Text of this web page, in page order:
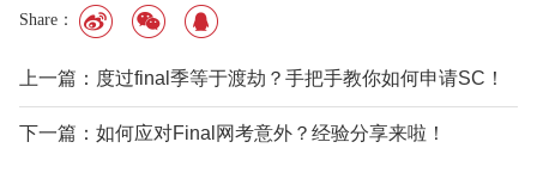
Share：
上一篇：度过final季等于渡劫？手把手教你如何申请SC！
下一篇：如何应对Final网考意外？经验分享来啦！